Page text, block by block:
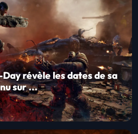
révèle les dates de sa
sur ...